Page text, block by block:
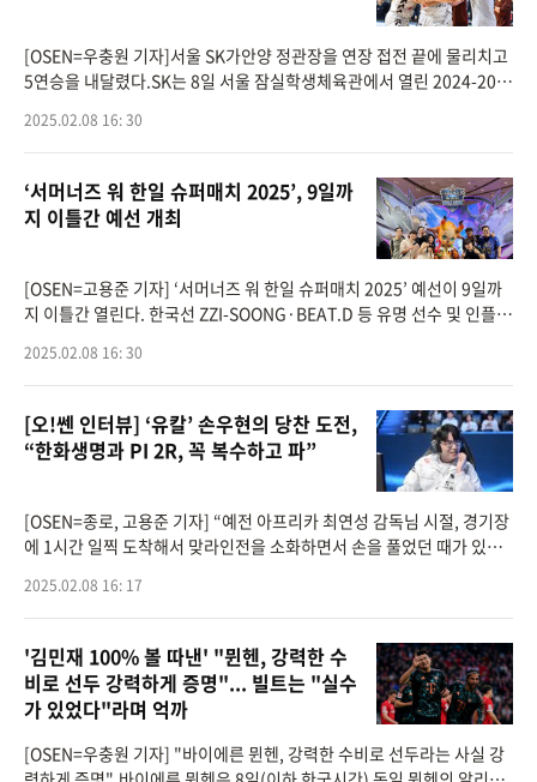
[OSEN=우충원 기자]서울 SK가안양 정관장을 연장 접전 끝에 물리치고
5연승을 내달렸다.SK는 8일 서울 잠실학생체육관에서 열린 2024-202
는 5연승을 달리며 선두(30승 7
2025.02.08 16: 30
‘서머너즈 워 한일 슈퍼매치 2025’, 9일까
지 이틀간 예선 개최
[OSEN=고용준 기자] ‘서머너즈 워 한일 슈퍼매치 2025’ 예선이 9일까
지 이틀간 열린다. 한국선 ZZI-SOONG·BEAT.D 등 유명 선수 및 인플루
·일본 KANITAMA 본선 직
2025.02.08 16: 30
[오!쎈 인터뷰] ‘유칼’ 손우현의 당찬 도전,
“한화생명과 PI 2R, 꼭 복수하고 파”
[OSEN=종로, 고용준 기자] “예전 아프리카 최연성 감독님 시절, 경기장
에 1시간 일찍 도착해서 맞라인전을 소화하면서 손을 풀었던 때가 있어.
2025.02.08 16: 17
'김민재 100% 볼 따낸' "뮌헨, 강력한 수
비로 선두 강력하게 증명"... 빌트는 "실수
가 있었다"라며 억까
[OSEN=우충원 기자] "바이에른 뮌헨, 강력한 수비로 선두라는 사실 강